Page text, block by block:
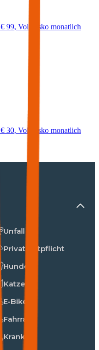
€ 99, Vollkasko monatlich
€ 30, Vollkasko monatlich
Unfall
Privathaftpflicht
Hunde
Katzen
E-Bike
Fahrrad
Kranken